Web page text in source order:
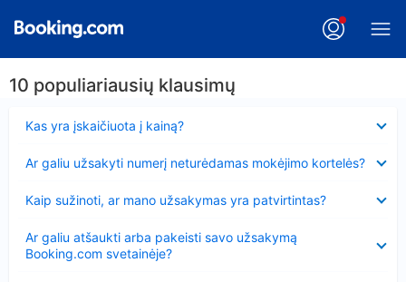
10 populiariausių klausimų
Kas yra įskaičiuota į kainą?
Ar galiu užsakyti numerį neturėdamas mokėjimo kortelės?
Kaip sužinoti, ar mano užsakymas yra patvirtintas?
Ar galiu atšaukti arba pakeisti savo užsakymą
Booking.com svetainėje?